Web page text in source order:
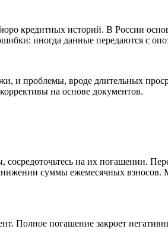
кредитных историй. В России
иногда данные передаются с
и проблемы, вроде длительных
на основе документов.
на их погашении.
суммы ежемесячных взносов.
Полное погашение закроет